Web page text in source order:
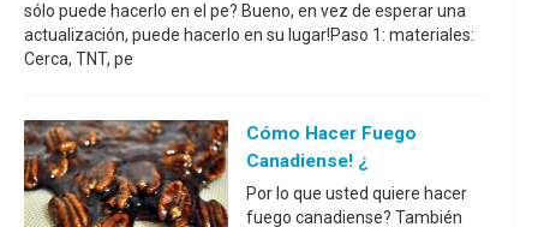
sólo puede hacerlo en el pe? Bueno, en vez de esperar una
actualización, puede hacerlo en su lugar!Paso 1: materiales:
Cerca, TNT, pe
Cómo Hacer Fuego
Canadiense! ¿
Por lo que usted quiere hacer
fuego canadiense? También